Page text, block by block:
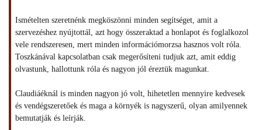
Ismételten szeretnénk megköszönni minden segítséget, amit a
szervezéshez nyújtottál, azt hogy összeraktad a honlapot és foglalkozol
vele rendszeresen, mert minden információmorzsa hasznos volt róla.
Toszkánával kapcsolatban csak megerősíteni tudjuk azt, amit eddig
olvastunk, hallottunk róla és nagyon jól éreztük magunkat.
Claudiáéknál is minden nagyon jó volt, hihetetlen mennyire kedvesek
és vendégszeretőek és maga a környék is nagyszerű, olyan amilyennek
bemutatják és leírják.